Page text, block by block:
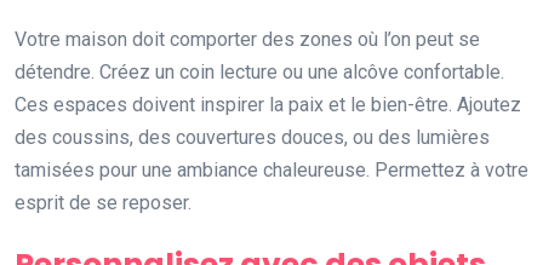
Votre maison doit comporter des zones où l’on peut se
détendre. Créez un coin lecture ou une alcôve confortable.
Ces espaces doivent inspirer la paix et le bien-être. Ajoutez
des coussins, des couvertures douces, ou des lumières
tamisées pour une ambiance chaleureuse. Permettez à votre
esprit de se reposer.